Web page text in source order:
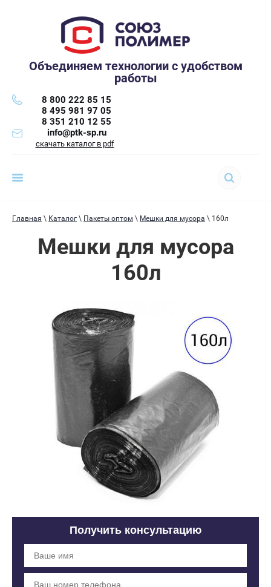
Объединяем технологии с удобством
работы
8 800 222 85 15
8 495 981 97 05
8 351 210 12 55
info@ptk-sp.ru
скачать каталог в pdf
Главная \ Каталог \ Пакеты оптом \ Мешки для мусора \ 160л
Мешки для мусора
160л
Получить консультацию